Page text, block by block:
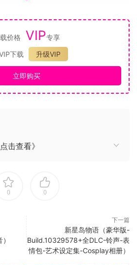
化？
价格 VIP专享
下载
升级VIP
立即购买
击查看》
0 0
下一篇
新星岛物语（豪华版-
Build.10329578+全DLC-铃声-表
情包-艺术设定集-Cosplay相册）